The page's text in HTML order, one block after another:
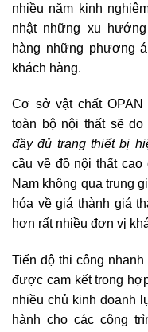
nhiều năm kinh
nhật những xu
hàng những phương
khách hàng.
Cơ sở vật chất
toàn bộ nội thất sẽ do
đầy đủ trang thiết bị
cầu về đồ nội thất cao
Nam không qua trung
hóa về giá thành giá
hơn rất nhiều đơn vị
Tiến độ thi công
được cam kết trong
nhiều chủ kinh doanh
hành cho các công